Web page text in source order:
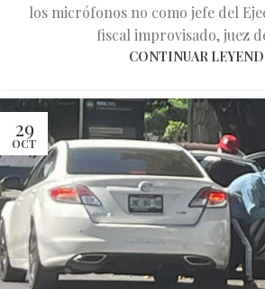
los micrófonos no como jefe del
fiscal improvisado, juez
CONTINUAR
29
OCT